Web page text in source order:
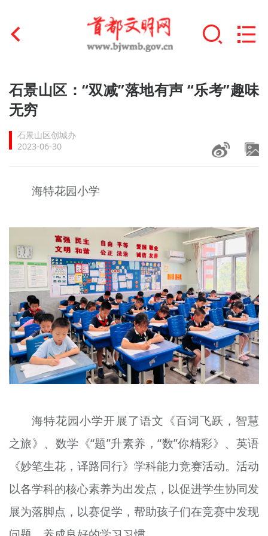
首页
文明创建
文明实践
未成年人思想道德建设
榜样人物
+
身边好人
文明评论
北京宣传文化引导基金
宣传思想文化人才
专题
石景山区：“双减”落地有声 “乐考”趣味
无穷
石景山区创城办
2023-06-30
海特花园小学
海特花园小学开展了语文《百词飞跃，智慧
之旅》、数学《“题”升素养，“数”你精彩》、英语
《妙笔生花，译路同行》学科能力竞赛活动。活动
以各学科的核心素养为出发点，以促进学生协同发
展为落脚点，以赛促学，帮助孩子们在竞赛中发现